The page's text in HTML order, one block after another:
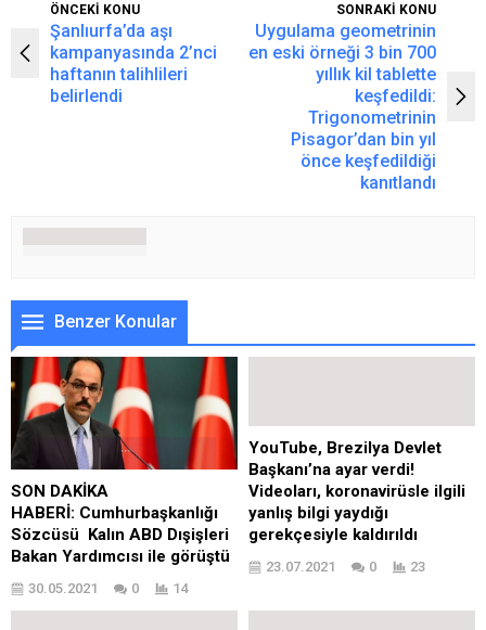
ÖNCEKİ KONU
Şanlıurfa’da aşı
kampanyasında 2’nci
haftanın talihlileri
belirlendi
SONRAKİ KONU
Uygulama geometrinin
en eski örneği 3 bin 700
yıllık kil tablette
keşfedildi:
Trigonometrinin
Pisagor’dan bin yıl
önce keşfedildiği
kanıtlandı
Benzer Konular
SON DAKİKA
HABERİ: Cumhurbaşkanlığı
Sözcüsü Kalın ABD Dışişleri
Bakan Yardımcısı ile görüştü
30.05.2021 0 14
YouTube, Brezilya Devlet
Başkanı’na ayar verdi!
Videoları, koronavirüsle ilgili
yanlış bilgi yaydığı
gerekçesiyle kaldırıldı
23.07.2021 0 23